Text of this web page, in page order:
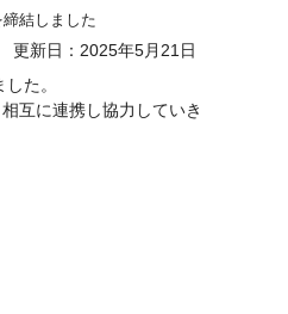
結しました
更新日：2025年5月21日
た。
互に連携し協力していき